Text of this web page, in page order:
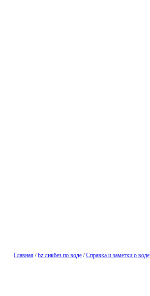
Главная /bz ликбез по воде /Справка и заметки о воде